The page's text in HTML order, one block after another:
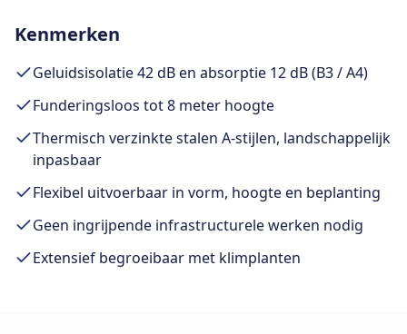
Kenmerken
Geluidsisolatie 42 dB en absorptie 12 dB (B3 / A4)
Funderingsloos tot 8 meter hoogte
Thermisch verzinkte stalen A-stijlen, landschappelijk
inpasbaar
Flexibel uitvoerbaar in vorm, hoogte en beplanting
Geen ingrijpende infrastructurele werken nodig
Extensief begroeibaar met klimplanten